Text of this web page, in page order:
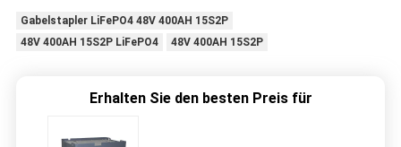
Gabelstapler LiFePO4 48V 400AH 15S2P
48V 400AH 15S2P LiFePO4
48V 400AH 15S2P
Erhalten Sie den besten Preis für